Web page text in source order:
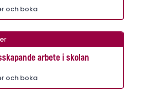
och boka
arbete i skolan
och boka